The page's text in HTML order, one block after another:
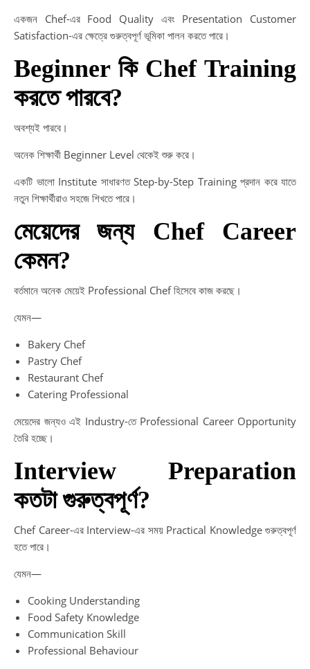
একজন Chef-এর Food Quality এবং Presentation Customer
Satisfaction-এর ক্ষেত্রে গুরুত্বপূর্ণ ভূমিকা পালন করতে পারে।
Beginner কি Chef Training
করতে পারবে?
অবশ্যই পারবে।
অনেক শিক্ষার্থী Beginner Level থেকেই শুরু করে।
একটি ভালো Institute সাধারণত Step-by-Step Training প্রদান করে যাতে
নতুন শিক্ষার্থীরাও সহজে শিখতে পারে।
মেয়েদের জন্য Chef Career
কেমন?
বর্তমানে অনেক মেয়েই Professional Chef হিসেবে কাজ করছে।
যেমন—
Bakery Chef
Pastry Chef
Restaurant Chef
Catering Professional
মেয়েদের জন্যও এই Industry-তে Professional Career Opportunity
তৈরি হচ্ছে।
Interview Preparation
কতটা গুরুত্বপূর্ণ?
Chef Career-এর Interview-এর সময় Practical Knowledge গুরুত্বপূর্ণ
হতে পারে।
যেমন—
Cooking Understanding
Food Safety Knowledge
Communication Skill
Professional Behaviour